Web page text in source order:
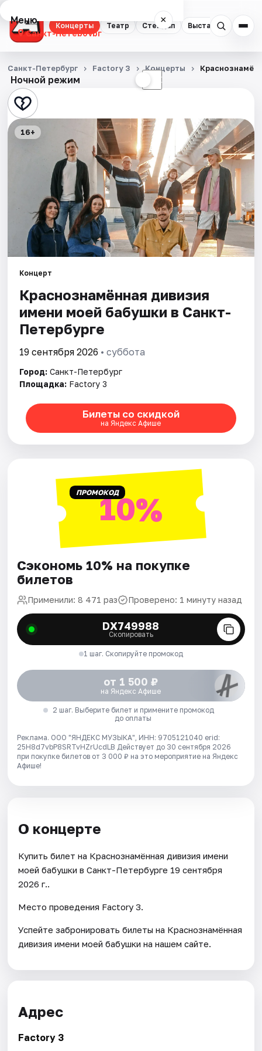
Концерты Театр Стендап Выставки
Меню ×
Санкт-Петербург
Концерты
Театр
Стендап
Экскурсии
Спорт
События
Города
Площадки
Артисты
Рейтинги
Ночной режим ☾
Санкт-Петербург Factory 3 Концерты
16+
Концерт
Краснознамённая дивизия
имени моей бабушки в Санкт-
Петербурге
19 сентября 2026 • суббота
Город: Санкт-Петербург
Площадка: Factory 3
Билеты со скидкой
на Яндекс Афише
ПРОМОКОД10%
Сэкономь 10% на покупке
билетов
Применили: 8 471 раз Проверено: 1 минуту назад
DX749988
Скопировать
1 шаг. Скопируйте промокод
от 1 500 ₽
на Яндекс Афише
2 шаг. Выберите билет и примените промокод
до оплаты
Реклама. ООО "ЯНДЕКС МУЗЫКА", ИНН: 9705121040 erid:
25H8d7vbP8SRTvHZrUcdLB Действует до 30 сентября 2026
при покупке билетов от 3 000 ₽ на это мероприятие на Яндекс
Афише!
О концерте
Купить билет на Краснознамённая дивизия имени
моей бабушки в Санкт-Петербурге 19 сентября
2026 г..
Место проведения Factory 3.
Успейте забронировать билеты на Краснознамённая
дивизия имени моей бабушки на нашем сайте.
Адрес
Factory 3